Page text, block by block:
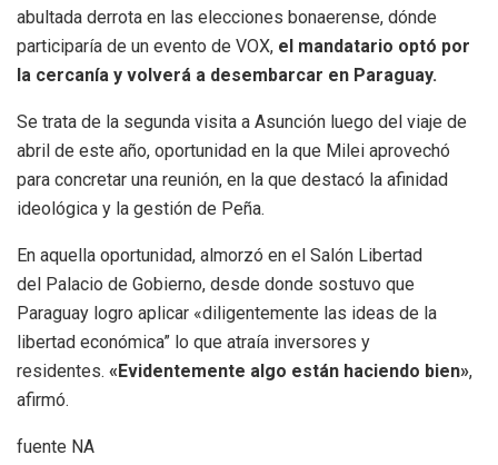
abultada derrota en las elecciones bonaerense, dónde
participaría de un evento de VOX, el mandatario optó por
la cercanía y volverá a desembarcar en Paraguay.
Se trata de la segunda visita a Asunción luego del viaje de
abril de este año, oportunidad en la que Milei aprovechó
para concretar una reunión, en la que destacó la afinidad
ideológica y la gestión de Peña.
En aquella oportunidad, almorzó en el Salón Libertad
del Palacio de Gobierno, desde donde sostuvo que
Paraguay logro aplicar «diligentemente las ideas de la
libertad económica” lo que atraía inversores y
residentes. «Evidentemente algo están haciendo bien»,
afirmó.
fuente NA